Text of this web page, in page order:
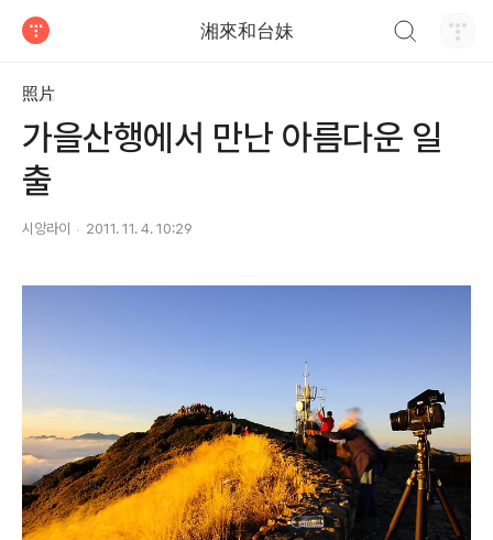
湘來和台妹
照片
가을산행에서 만난 아름다운 일
출
시앙라이 2011. 11. 4. 10:29